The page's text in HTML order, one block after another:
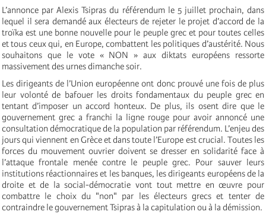
L’annonce par Alexis Tsipras du référendum le 5 juillet prochain, dans
lequel il sera demandé aux électeurs de rejeter le projet d’accord de la
troïka est une bonne nouvelle pour le peuple grec et pour toutes celles
et tous ceux qui, en Europe, combattent les politiques d’austérité. Nous
souhaitons que le vote « NON » aux diktats européens ressorte
massivement des urnes dimanche soir.
Les dirigeants de l’Union européenne ont donc prouvé une fois de plus
leur volonté de bafouer les droits fondamentaux du peuple grec en
tentant d’imposer un accord honteux. De plus, ils osent dire que le
gouvernement grec a franchi la ligne rouge pour avoir annoncé une
consultation démocratique de la population par référendum. L’enjeu des
jours qui viennent en Grèce et dans toute l’Europe est crucial. Toutes les
forces du mouvement ouvrier doivent se dresser en solidarité face à
l’attaque frontale menée contre le peuple grec. Pour sauver leurs
institutions réactionnaires et les banques, les dirigeants européens de la
droite et de la social-démocratie vont tout mettre en œuvre pour
combattre le choix du "non" par les électeurs grecs et tenter de
contraindre le gouvernement Tsipras à la capitulation ou à la démission.